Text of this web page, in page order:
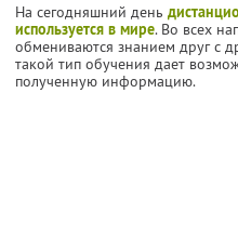
На сегодняшний день
используется в мире. Во всех
обмениваются знанием друг с
такой тип обучения дает
полученную информацию.